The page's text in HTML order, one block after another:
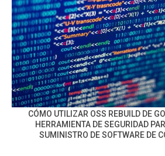
CÓMO UTILIZAR OSS REBUILD DE
HERRAMIENTA DE SEGURIDAD
SUMINISTRO DE SOFTWARE DE